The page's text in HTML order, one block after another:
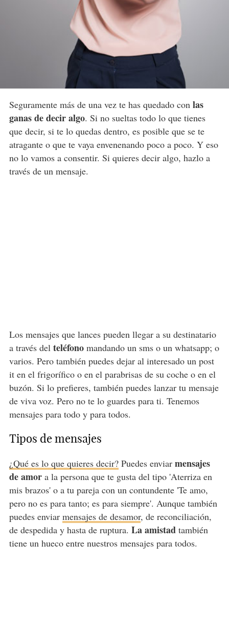
Seguramente más de una vez te has quedado con las
ganas de decir algo. Si no sueltas todo lo que tienes
que decir, si te lo quedas dentro, es posible que se te
atragante o que te vaya envenenando poco a poco. Y eso
no lo vamos a consentir. Si quieres decir algo, hazlo a
través de un mensaje.
Los mensajes que lances pueden llegar a su destinatario
a través del teléfonomandando un sms o un whatsapp; o
varios. Pero también puedes dejar al interesado un post
it en el frigorífico o en el parabrisas de su coche o en el
buzón. Si lo prefieres, también puedes lanzar tu mensaje
de viva voz. Pero no te lo guardes para ti. Tenemos
mensajes para todo y para todos.
Tipos de mensajes
¿Qué es lo que quieres decir?Puedes enviar mensajes
de amora la persona que te gusta del tipo 'Aterriza en
mis brazos' o a tu pareja con un contundente 'Te amo,
pero no es para tanto; es para siempre'. Aunque también
puedes enviar mensajes de desamor, de reconciliación,
de despedida y hasta de ruptura. La amistadtambién
tiene un hueco entre nuestros mensajes para todos.